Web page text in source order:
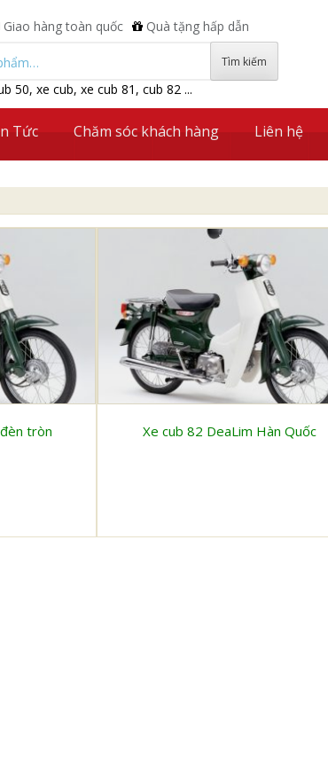
Giao hàng toàn quốc
Quà tặng hấp dẫn
50, xe cub, xe cub 81, cub 82 ...
Tức Chăm sóc khách hàng Liên hệ
tròn Xe cub 82 DeaLim Hàn Quốc